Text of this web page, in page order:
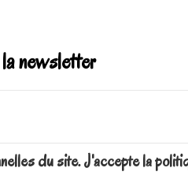
newsletter
du site. J'accepte la